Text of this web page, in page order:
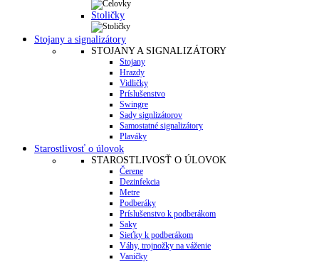
Stoličky
Stojany a signalizátory
STOJANY A SIGNALIZÁTORY
Stojany
Hrazdy
Vidličky
Príslušenstvo
Swingre
Sady signlizátorov
Samostatné signalizátory
Plaváky
Starostlivosť o úlovok
STAROSTLIVOSŤ O ÚLOVOK
Čerene
Dezinfekcia
Metre
Podberáky
Príslušenstvo k podberákom
Saky
Sieťky k podberákom
Váhy, trojnožky na váženie
Vaničky